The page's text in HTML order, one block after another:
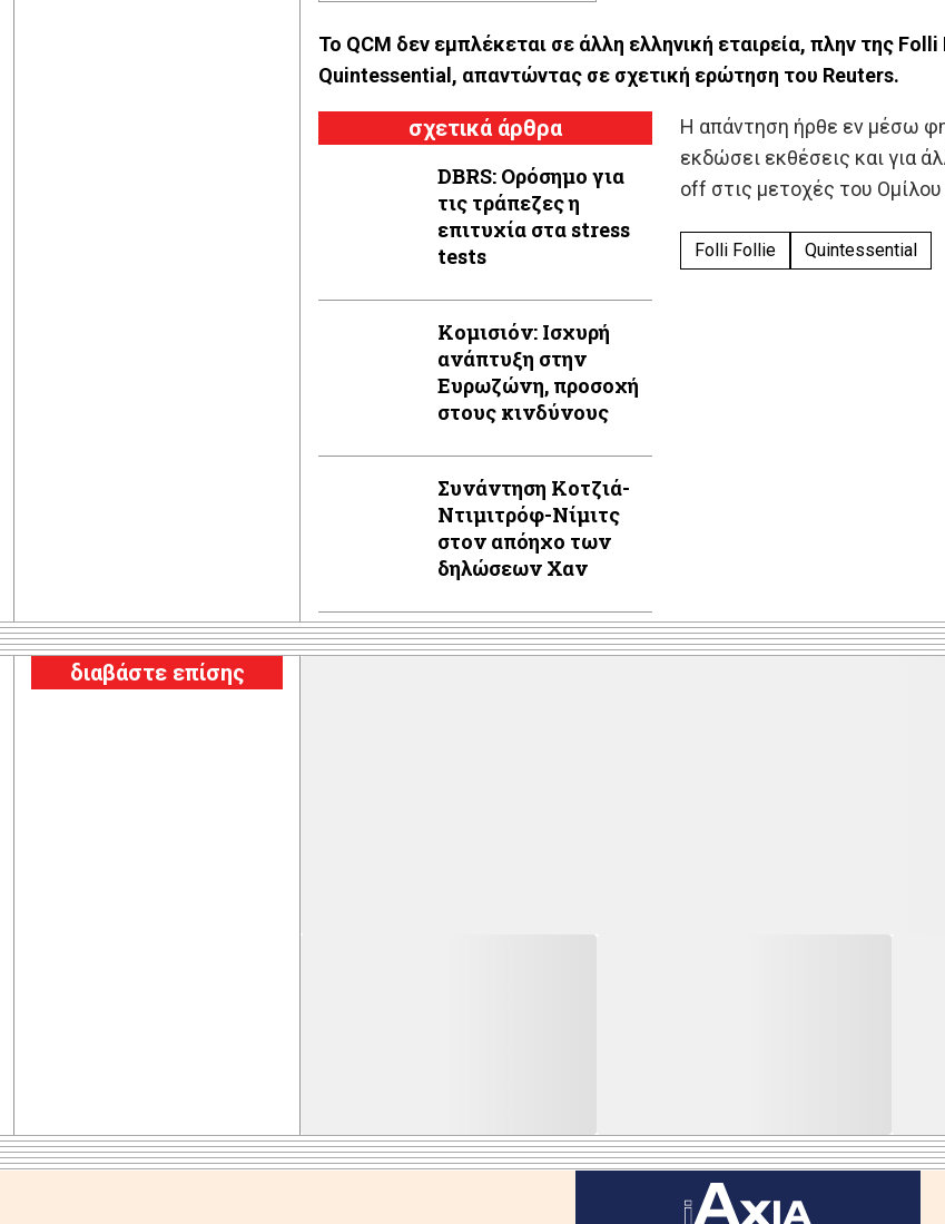
Το QCM δεν εμπλέκεται σε άλλη ελληνική εταιρεία, πλην της
Quintessential, απαντώντας σε σχετική ερώτηση του Reuters.
σχετικά άρθρα
DBRS: Ορόσημο για
τις τράπεζες η
επιτυχία στα stress
tests
Κομισιόν: Ισχυρή
ανάπτυξη στην
Ευρωζώνη, προσοχή
στους κινδύνους
Συνάντηση Κοτζιά-
Ντιμιτρόφ-Νίμιτς
στον απόηχο των
δηλώσεων Χαν
Η απάντηση ήρθε εν μέσω
εκδώσει εκθέσεις και για
off στις μετοχές του
Folli Follie Quintessential
διαβάστε επίσης